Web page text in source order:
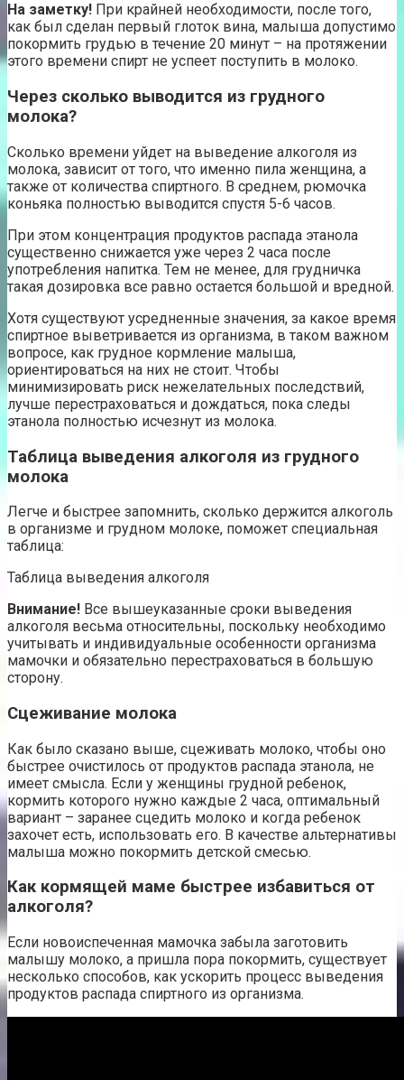
На заметку! При крайней необходимости, после того,
как был сделан первый глоток вина, малыша допустимо
покормить грудью в течение 20 минут – на протяжении
этого времени спирт не успеет поступить в молоко.
Через сколько выводится из грудного
молока?
Сколько времени уйдет на выведение алкоголя из
молока, зависит от того, что именно пила женщина, а
также от количества спиртного. В среднем, рюмочка
коньяка полностью выводится спустя 5-6 часов.
При этом концентрация продуктов распада этанола
существенно снижается уже через 2 часа после
употребления напитка. Тем не менее, для грудничка
такая дозировка все равно остается большой и вредной.
Хотя существуют усредненные значения, за какое время
спиртное выветривается из организма, в таком важном
вопросе, как грудное кормление малыша,
ориентироваться на них не стоит. Чтобы
минимизировать риск нежелательных последствий,
лучше перестраховаться и дождаться, пока следы
этанола полностью исчезнут из молока.
Таблица выведения алкоголя из грудного
молока
Легче и быстрее запомнить, сколько держится алкоголь
в организме и грудном молоке, поможет специальная
таблица:
Таблица выведения алкоголя
Внимание! Все вышеуказанные сроки выведения
алкоголя весьма относительны, поскольку необходимо
учитывать и индивидуальные особенности организма
мамочки и обязательно перестраховаться в большую
сторону.
Сцеживание молока
Как было сказано выше, сцеживать молоко, чтобы оно
быстрее очистилось от продуктов распада этанола, не
имеет смысла. Если у женщины грудной ребенок,
кормить которого нужно каждые 2 часа, оптимальный
вариант – заранее сцедить молоко и когда ребенок
захочет есть, использовать его. В качестве альтернативы
малыша можно покормить детской смесью.
Как кормящей маме быстрее избавиться от
алкоголя?
Если новоиспеченная мамочка забыла заготовить
малышу молоко, а пришла пора покормить, существует
несколько способов, как ускорить процесс выведения
продуктов распада спиртного из организма.